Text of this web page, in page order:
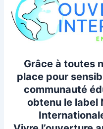
Grâce à toutes
place pour
communauté
obtenu le label